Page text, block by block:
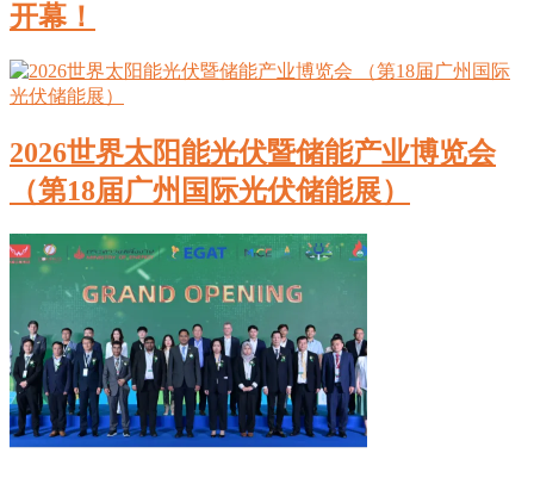
开幕！
2026世界太阳能光伏暨储能产业博览会
（第18届广州国际光伏储能展）